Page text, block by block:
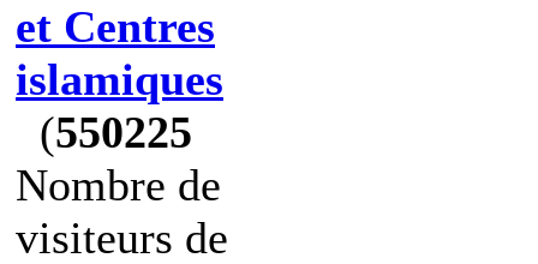
et Centres
islamiques
(550225
Nombre de
visiteurs de